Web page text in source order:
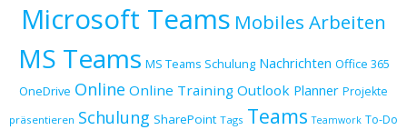
Microsoft Teams Mobiles Arbeiten
MS Teams MS Teams Schulung Nachrichten Office 365
OneDrive Online Online Training Outlook Planner Projekte
präsentieren Schulung SharePoint Tags Teams Teamwork To-Do